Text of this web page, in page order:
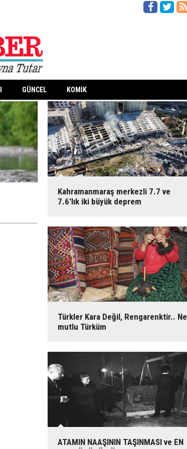
GÜNCEL KOMİK
Kahramanmaraş merkezli 7.7 ve
7.6'lık iki büyük deprem
Türkler Kara Değil, Rengarenktir.. Ne
mutlu Türküm
ATAMIN NAAŞININ TAŞINMASI ve EN